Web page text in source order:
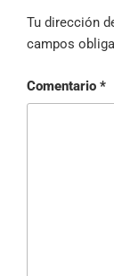
Tu dirección
campos
Comentario *